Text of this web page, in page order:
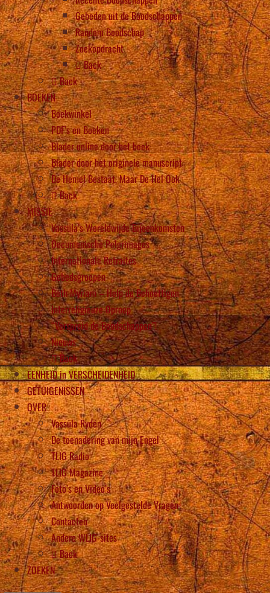
Gebeden uit de Boodschappen
Random Boodschap
Zoekopdracht
Back
Back
BOEKEN
Boekwinkel
PDF’s en Boeken
Blader online door het boek
Blader door het originele manuscript
De Hemel Bestaat, Maar De Hel Ook
Back
MISSIE
Vassula’s Wereldwijde Bijeenkomsten
Oecumenische Pelgrimages
Internationale Retraites
Gebedsgroepen
Beth Myriam – Help de Behoeftigen
Interreligieuze Oproep
“Verspreid de Boodschappen”!
Nieuws
Back
EENHEID in VERSCHEIDENHEID
GETUIGENISSEN
OVER
Vassula Rydén
De toenadering van mijn Engel
TLIG Radio
TLIG Magazine
Foto’s en Video’s
Antwoorden op Veelgestelde Vragen
Contacten
Andere WLIG-sites
Back
ZOEKEN